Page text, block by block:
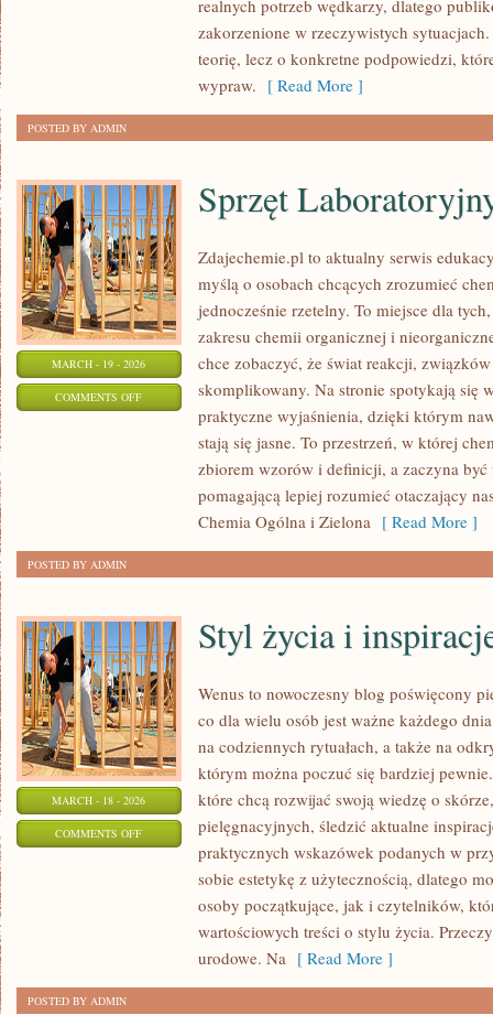
realnych potrzeb wędkarzy, dlatego
zakorzenione w rzeczywistych
teorię, lecz o konkretne podpowiedzi,
wypraw. [ Read More ]
POSTED BY ADMIN
MARCH - 19 - 2026
COMMENTS OFFON
LABORATORYJNY
Sprzęt
Zdajechemie.pl to aktualny serwis
myślą o osobach chcących zrozumieć
jednocześnie rzetelny. To miejsce dla
zakresu chemii organicznej i
chce zobaczyć, że świat reakcji,
skomplikowany. Na stronie spotykają się
praktyczne wyjaśnienia, dzięki którym
stają się jasne. To przestrzeń, w której
zbiorem wzorów i definicji, a zaczyna być
pomagającą lepiej rozumieć otaczający
Chemia Ogólna i Zielona [ Read More ]
POSTED BY ADMIN
MARCH - 18 - 2026
COMMENTS OFFON
INSPIRACJE
Styl życia i
Wenus to nowoczesny blog poświęcony
co dla wielu osób jest ważne każdego
na codziennych rytuałach, a także na
którym można poczuć się bardziej
które chcą rozwijać swoją wiedzę o
pielęgnacyjnych, śledzić aktualne
praktycznych wskazówek podanych w
sobie estetykę z użytecznością, dlatego
osoby początkujące, jak i czytelników,
wartościowych treści o stylu życia.
urodowe. Na [ Read More ]
POSTED BY ADMIN